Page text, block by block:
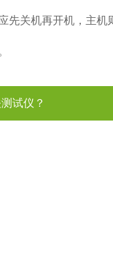
先关机再开机，主机
试仪？